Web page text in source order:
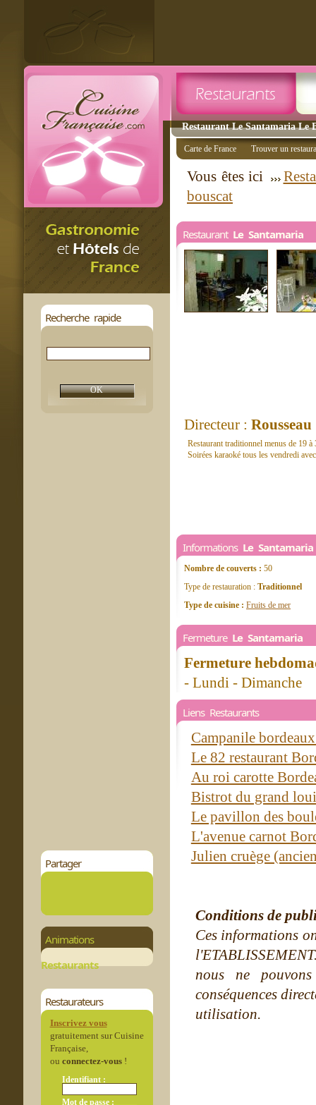
Restaurant Le Santamaria Le
Recherche rapide
Partager
Animations
Restaurants
Restaurateurs
Inscrivez vous
gratuitement sur Cuisine
Française,
ou connectez-vous!
Identifiant :
Mot de passe :
Carte de France Trouver un
Vous êtes ici
bouscat
Restaurant Le Santamaria
Directeur : Rousseau
Restaurant traditionnel menus de 19
Soirées karaoké tous les vendredi
Informations Le Santamaria
Nombre de couverts : 50
Type de restauration : Traditionnel
Type de cuisine : Fruits de mer
Fermeture Le Santamaria
Fermeture
- Lundi - Dimanche
Liens Restaurants
Campanile
Le 82 restaurant
Au roi carotte
Bistrot du grand
Le pavillon des
L'avenue carnot
Julien cruège
Conditions de
Ces informations
nous ne
conséquences
utilisation.